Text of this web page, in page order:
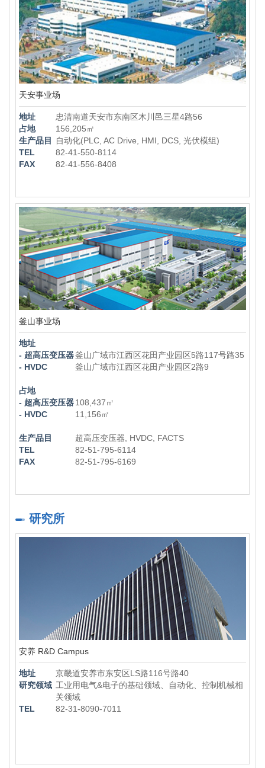
天安事业场
地址
忠清南道天安市东南区木川邑三星4路56
占地
156,205㎡
生产品目
自动化(PLC, AC Drive, HMI, DCS, 光伏模组)
TEL
82-41-550-8114
FAX
82-41-556-8408
釜山事业场
地址
- 超高压变压器釜山广域市江西区花田产业园区5路117号路35
- HVDC
釜山广域市江西区花田产业园区2路9
占地
- 超高压变压器108,437㎡
- HVDC
11,156㎡
生产品目
超高压变压器, HVDC, FACTS
TEL
82-51-795-6114
FAX
82-51-795-6169
研究所
安养 R&D Campus
地址
京畿道安养市东安区LS路116号路40
研究领域 工业用电气&电子的基础领域、自动化、控制机械相
关领域
TEL
82-31-8090-7011